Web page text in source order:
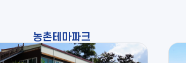
농촌테마파크